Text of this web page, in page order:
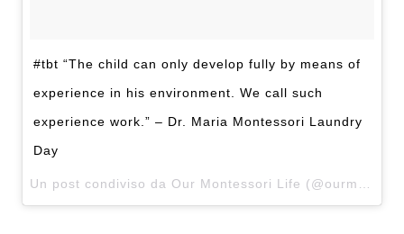
#tbt “The child can only develop fully by means of
experience in his environment. We call such
experience work.” – Dr. Maria Montessori Laundry
Day